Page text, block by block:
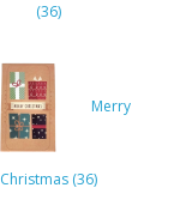
(36)
Merry
Christmas (36)